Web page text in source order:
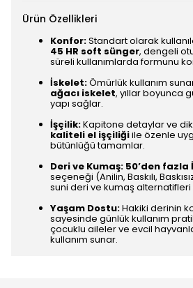
Ürün Özellikleri
Konfor:Standart olarak
45 HR soft sünger, dengeli
süreli kullanımlarda formunu
İskelet:Ömürlük kullanım
ağacı iskelet, yıllar boyunca
yapı sağlar.
İşçilik:Kapitone detaylar ve
kaliteli el işçiliğiile özenle
bütünlüğü tamamlar.
Deri ve Kumaş: 50’den
seçeneği (Anilin, Baskılı,
suni deri ve kumaş
Yaşam Dostu:Hakiki derinin
sayesinde günlük kullanım
çocuklu aileler ve evcil
kullanım sunar.